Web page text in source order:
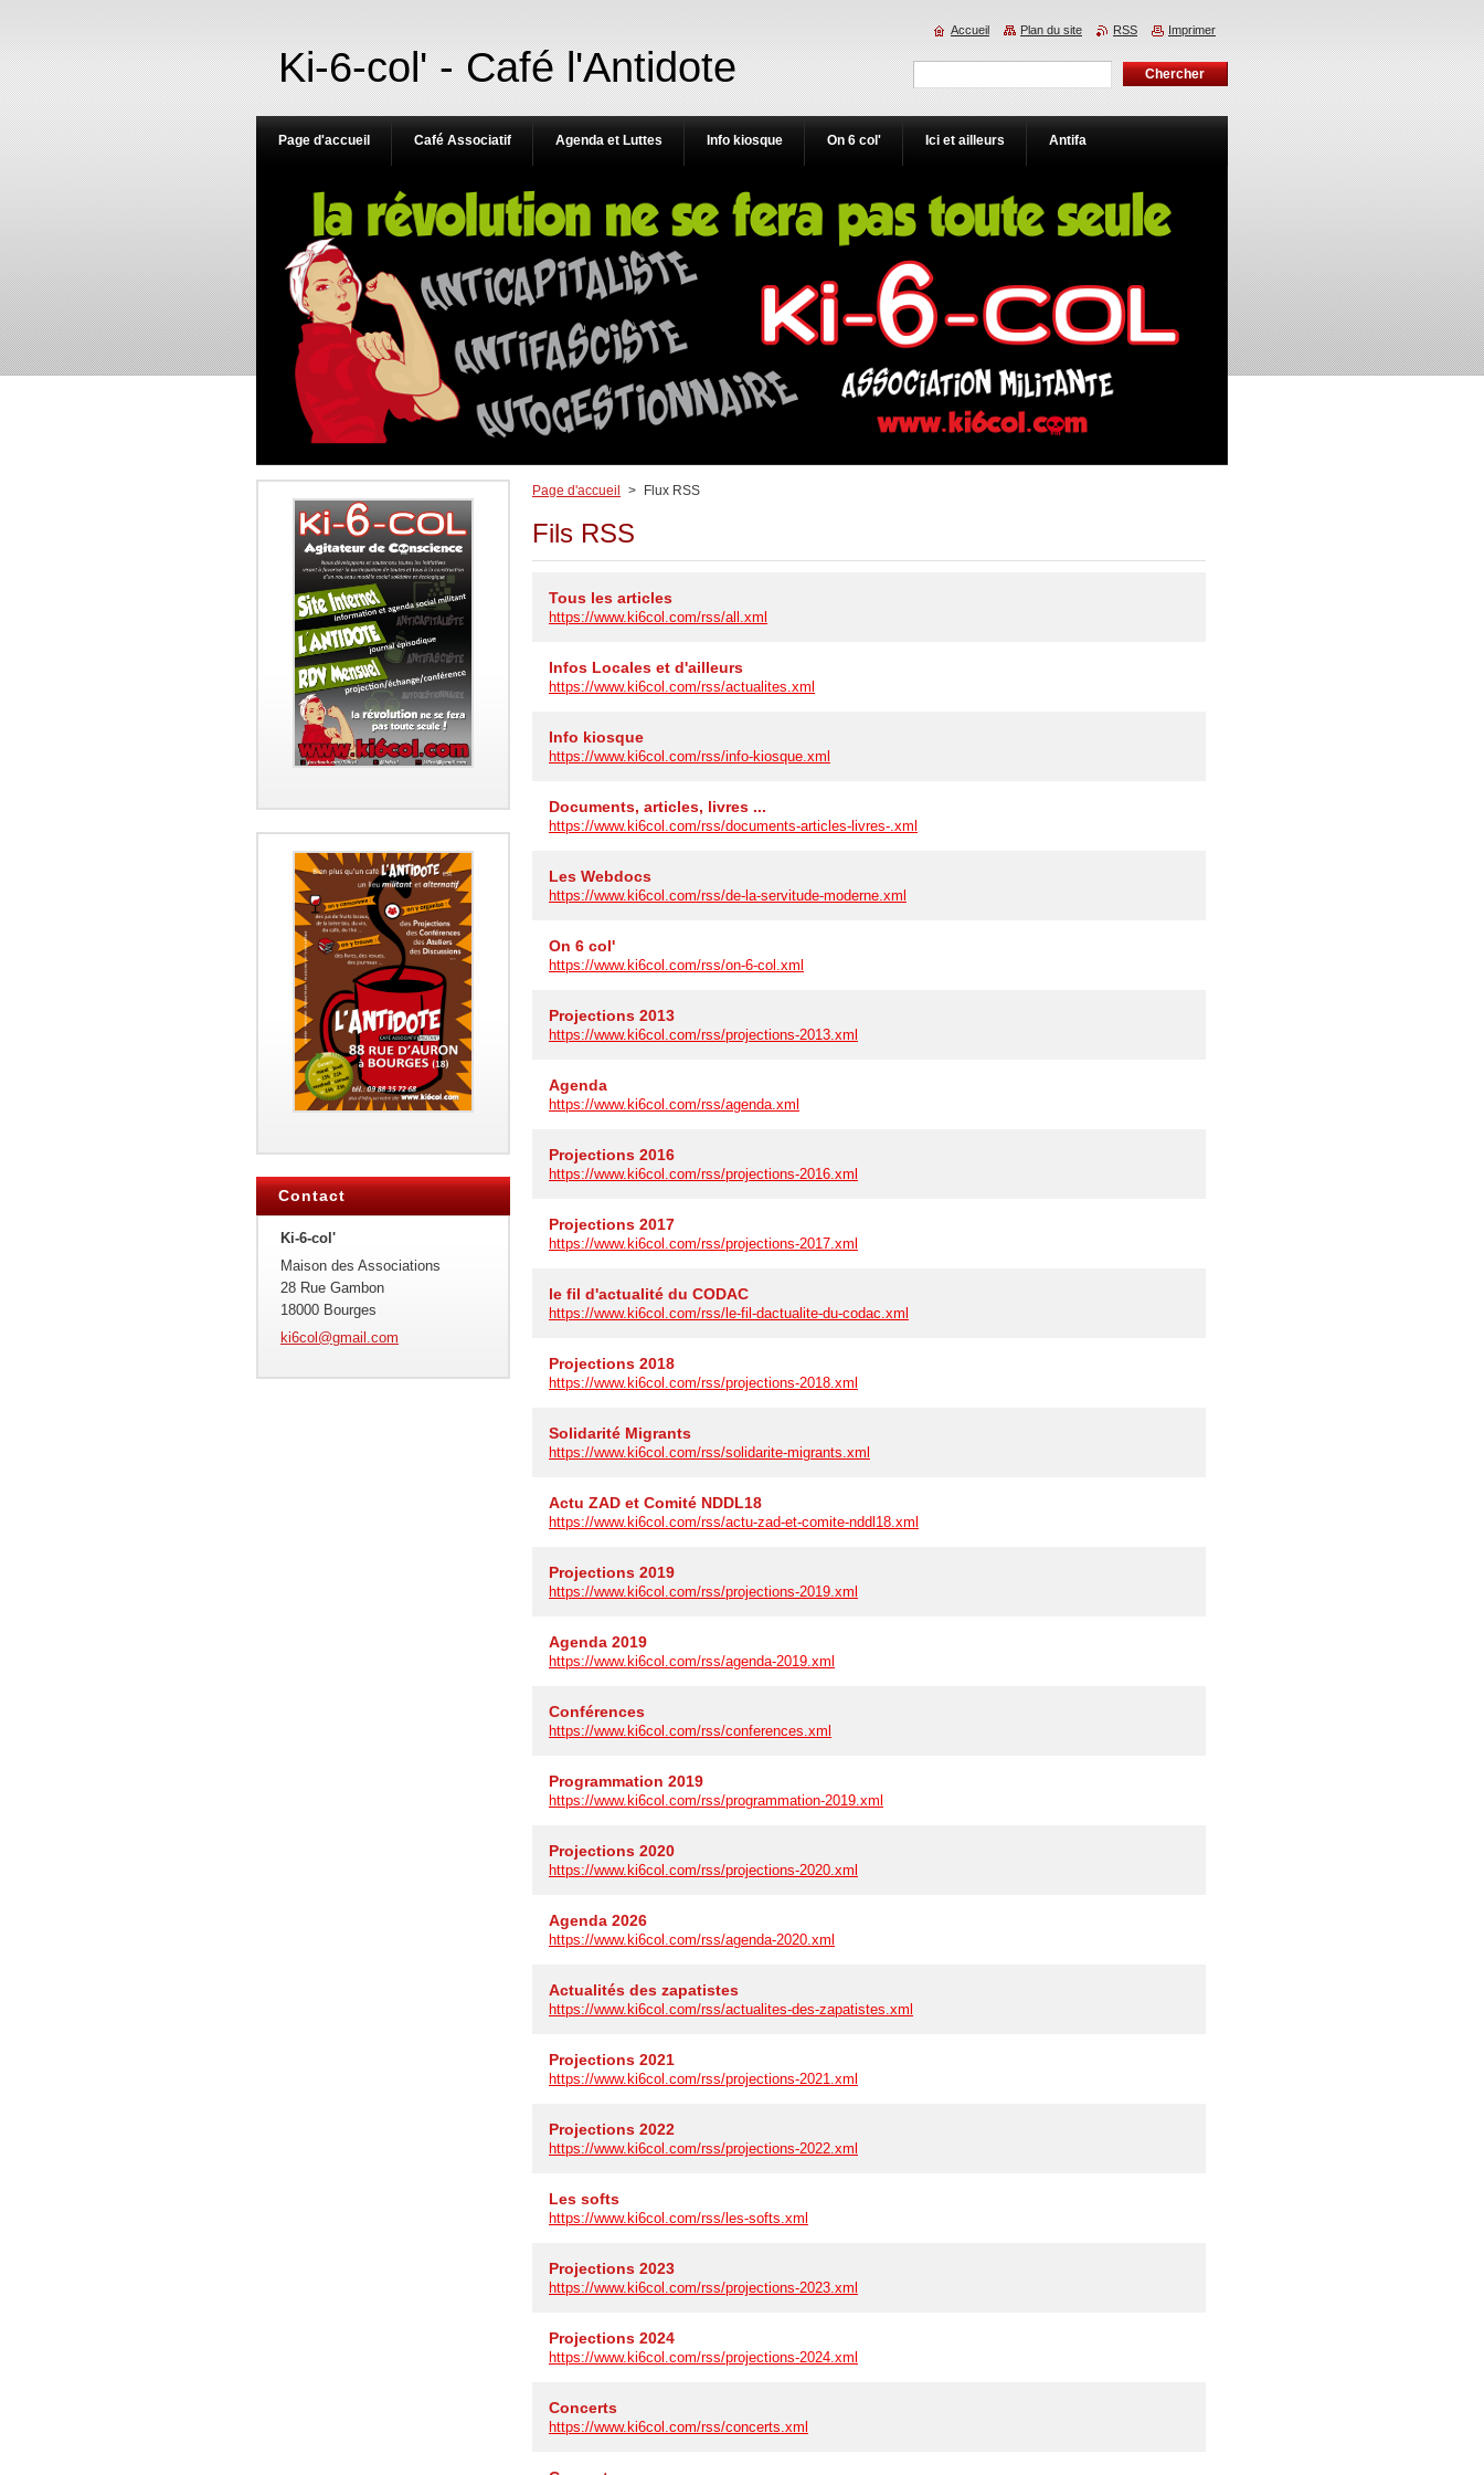
Ki-6-col' - Café l'Antidote
Page d'accueil > Flux RSS
Fils RSS
Tous les articles
https://www.ki6col.com/rss/all.xml
Infos Locales et d'ailleurs
https://www.ki6col.com/rss/actualites.xml
Info kiosque
https://www.ki6col.com/rss/info-kiosque.xml
Documents, articles, livres ...
https://www.ki6col.com/rss/documents-articles-livres-.xml
Les Webdocs
https://www.ki6col.com/rss/de-la-servitude-moderne.xml
On 6 col'
https://www.ki6col.com/rss/on-6-col.xml
Projections 2013
https://www.ki6col.com/rss/projections-2013.xml
Agenda
https://www.ki6col.com/rss/agenda.xml
Projections 2016
https://www.ki6col.com/rss/projections-2016.xml
Projections 2017
https://www.ki6col.com/rss/projections-2017.xml
le fil d'actualité du CODAC
https://www.ki6col.com/rss/le-fil-dactualite-du-codac.xml
Projections 2018
https://www.ki6col.com/rss/projections-2018.xml
Solidarité Migrants
https://www.ki6col.com/rss/solidarite-migrants.xml
Actu ZAD et Comité NDDL18
https://www.ki6col.com/rss/actu-zad-et-comite-nddl18.xml
Projections 2019
https://www.ki6col.com/rss/projections-2019.xml
Agenda 2019
https://www.ki6col.com/rss/agenda-2019.xml
Conférences
https://www.ki6col.com/rss/conferences.xml
Programmation 2019
https://www.ki6col.com/rss/programmation-2019.xml
Projections 2020
https://www.ki6col.com/rss/projections-2020.xml
Agenda 2026
https://www.ki6col.com/rss/agenda-2020.xml
Actualités des zapatistes
https://www.ki6col.com/rss/actualites-des-zapatistes.xml
Projections 2021
https://www.ki6col.com/rss/projections-2021.xml
Projections 2022
https://www.ki6col.com/rss/projections-2022.xml
Les softs
https://www.ki6col.com/rss/les-softs.xml
Projections 2023
https://www.ki6col.com/rss/projections-2023.xml
Projections 2024
https://www.ki6col.com/rss/projections-2024.xml
Concerts
https://www.ki6col.com/rss/concerts.xml
Contact
Ki-6-col'
Maison des Associations
28 Rue Gambon
18000 Bourges
ki6col@gmail.com
Page d'accueil Café Associatif Agenda et Luttes Info kiosque On 6 col' Ici et ailleurs Antifa
Accueil Plan du site RSS Imprimer